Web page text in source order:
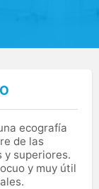
ecografía
de las
superiores.
y muy útil